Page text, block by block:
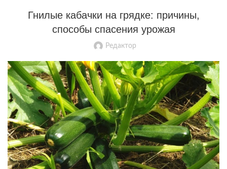
Гнилые кабачки на грядке: причины,
способы спасения урожая
Редактор